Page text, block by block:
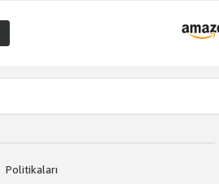
Politikaları